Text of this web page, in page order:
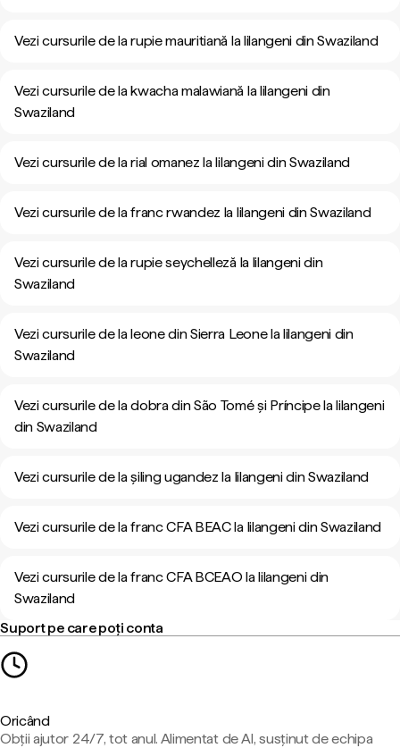
Vezi cursurile de la rupie mauritiană la lilangeni din Swaziland
Vezi cursurile de la kwacha malawiană la lilangeni din
Swaziland
Vezi cursurile de la rial omanez la lilangeni din Swaziland
Vezi cursurile de la franc rwandez la lilangeni din Swaziland
Vezi cursurile de la rupie seychelleză la lilangeni din
Swaziland
Vezi cursurile de la leone din Sierra Leone la lilangeni din
Swaziland
Vezi cursurile de la dobra din São Tomé și Príncipe la lilangeni
din Swaziland
Vezi cursurile de la șiling ugandez la lilangeni din Swaziland
Vezi cursurile de la franc CFA BEAC la lilangeni din Swaziland
Vezi cursurile de la franc CFA BCEAO la lilangeni din
Swaziland
Suport pe care poți conta
Oricând
Obții ajutor 24/7, tot anul. Alimentat de AI, susținut de echipa